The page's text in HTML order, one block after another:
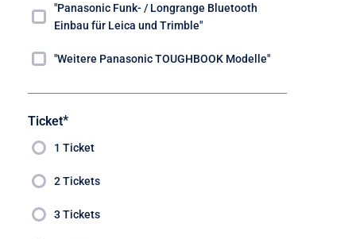
"Panasonic Funk- / Longrange Bluetooth
Einbau für Leica und Trimble"
"Weitere Panasonic TOUGHBOOK Modelle"
Ticket*
1 Ticket
2 Tickets
3 Tickets